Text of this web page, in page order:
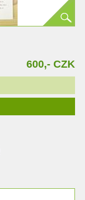
600,- CZK